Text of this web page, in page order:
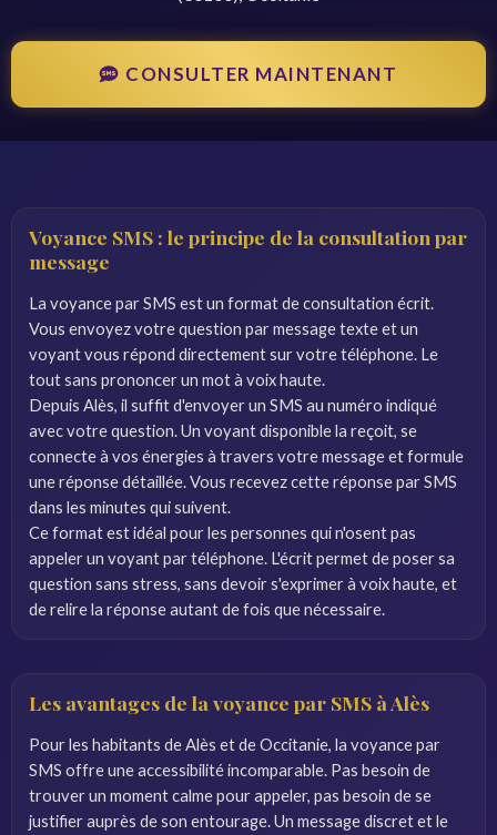
CONSULTER MAINTENANT
Voyance SMS : le principe de la consultation par
message
La voyance par SMS est un format de consultation écrit.
Vous envoyez votre question par message texte et un
voyant vous répond directement sur votre téléphone. Le
tout sans prononcer un mot à voix haute.
Depuis Alès, il suffit d'envoyer un SMS au numéro indiqué
avec votre question. Un voyant disponible la reçoit, se
connecte à vos énergies à travers votre message et formule
une réponse détaillée. Vous recevez cette réponse par SMS
dans les minutes qui suivent.
Ce format est idéal pour les personnes qui n'osent pas
appeler un voyant par téléphone. L'écrit permet de poser sa
question sans stress, sans devoir s'exprimer à voix haute, et
de relire la réponse autant de fois que nécessaire.
Les avantages de la voyance par SMS à Alès
Pour les habitants de Alès et de Occitanie, la voyance par
SMS offre une accessibilité incomparable. Pas besoin de
trouver un moment calme pour appeler, pas besoin de se
justifier auprès de son entourage. Un message discret et le